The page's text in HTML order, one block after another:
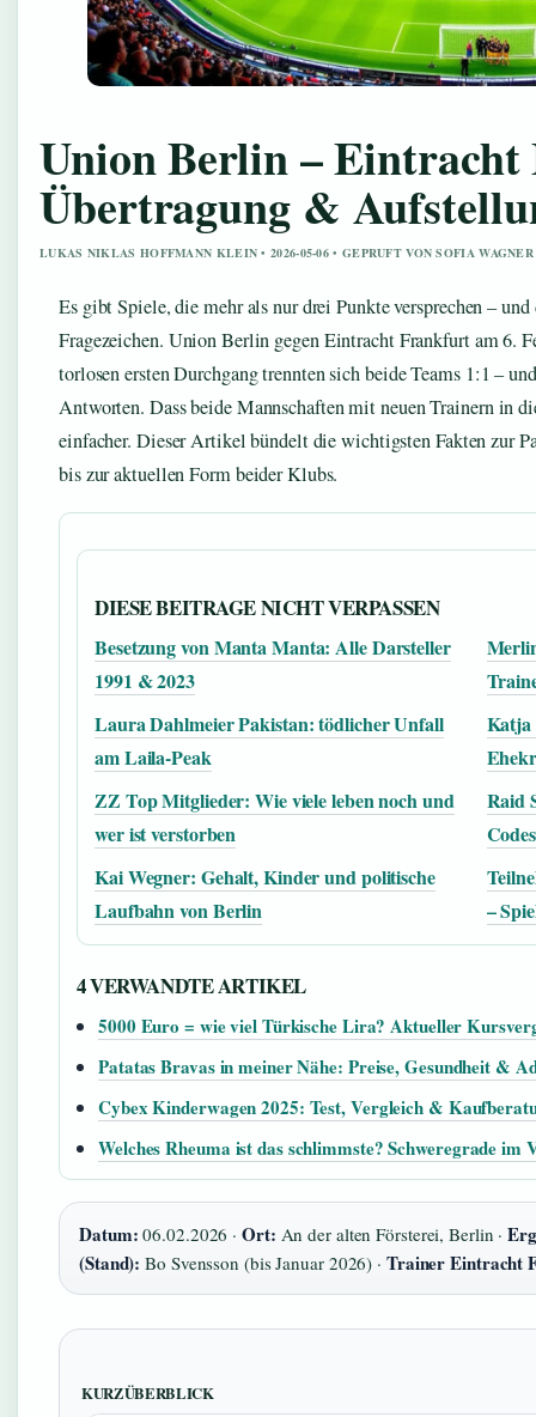
Union Berlin –
Übertragung &
LUKAS NIKLAS HOFFMANN KLEIN • 2026-05-06 • GEPRUFT VON SOFIA WAGNER
Es gibt Spiele, die mehr als nur drei Punkte versprechen –
Fragezeichen. Union Berlin gegen Eintracht Frankfurt am 6.
torlosen ersten Durchgang trennten sich beide Teams 1:1 –
Antworten. Dass beide Mannschaften mit neuen Trainern in
einfacher. Dieser Artikel bündelt die wichtigsten Fakten zur
bis zur aktuellen Form beider Klubs.
DIESE BEITRAGE NICHT VERPASSEN
Besetzung von Manta Manta: Alle Darsteller
1991 & 2023
Laura Dahlmeier Pakistan: tödlicher Unfall
am Laila-Peak
Katja
ZZ Top Mitglieder: Wie viele leben noch und
wer ist verstorben
Raid
Kai Wegner: Gehalt, Kinder und politische
Laufbahn von Berlin
–
4 VERWANDTE ARTIKEL
5000 Euro = wie viel Türkische Lira? Aktueller
Patatas Bravas in meiner Nähe: Preise, Gesundheit &
Cybex Kinderwagen 2025: Test, Vergleich &
Welches Rheuma ist das schlimmste? Schweregrade im
Datum: 06.02.2026 ·Ort: An der alten Försterei, Berlin ·
(Stand): Bo Svensson (bis Januar 2026) · Trainer Eintracht
KURZÜBERBLICK